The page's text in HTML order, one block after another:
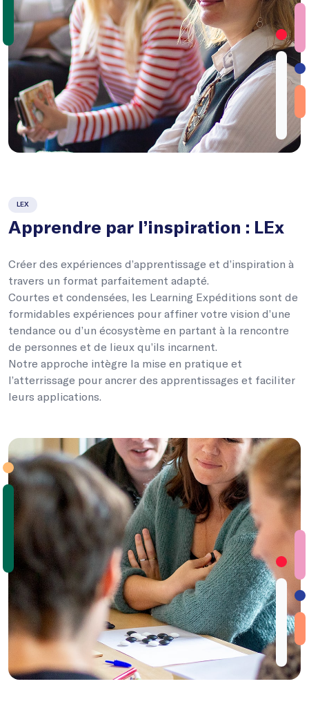
LEX
Apprendre par l’inspiration : LEx
Créer des expériences d’apprentissage et d’inspiration à
travers un format parfaitement adapté.
Courtes et condensées, les Learning Expéditions sont de
formidables expériences pour affiner votre vision d’une
tendance ou d’un écosystème en partant à la rencontre
de personnes et de lieux qu’ils incarnent.
Notre approche intègre la mise en pratique et
l’atterrissage pour ancrer des apprentissages et faciliter
leurs applications.